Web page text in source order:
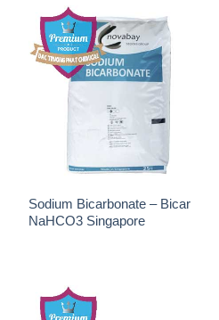
Sodium Bicarbonate – Bicar
NaHCO3 Singapore